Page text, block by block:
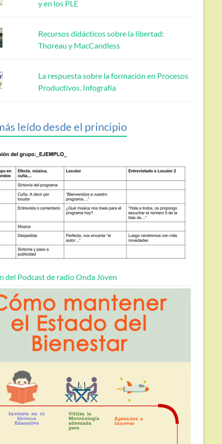
y en los PLE
Recursos didácticos sobre la libertad:
Thoreau y MacCandless
La respuesta sobre la formación en Procesos
Productivos. Infografía
leído desde el principio
del Podcast de radio Onda Jóven